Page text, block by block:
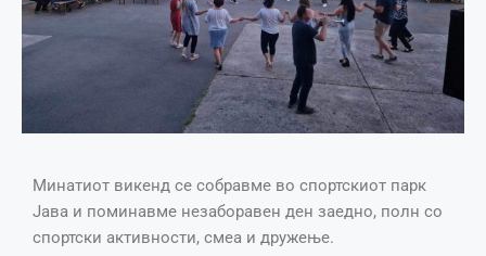
Минатиот викенд се собравме во спортскиот парк
Јава и поминавме незаборавен ден заедно, полн со
спортски активности, смеа и дружење.